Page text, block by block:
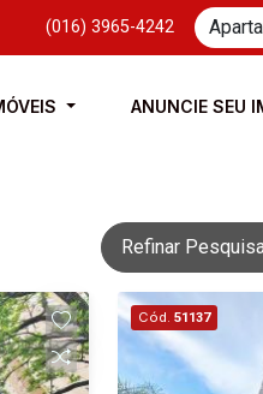
(016) 3965-4242
ANUNCIE SEU
Refinar
Cód. 51137